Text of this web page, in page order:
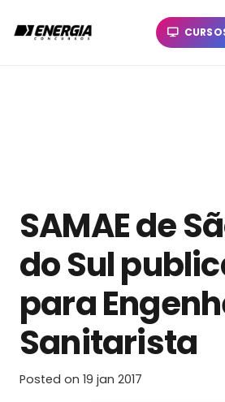
SAMAE de
do Sul
para
Sanitarista
Posted on 19 jan 2017